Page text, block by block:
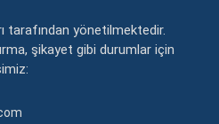
tarafından yönetilmektedir.
şikayet gibi durumlar için